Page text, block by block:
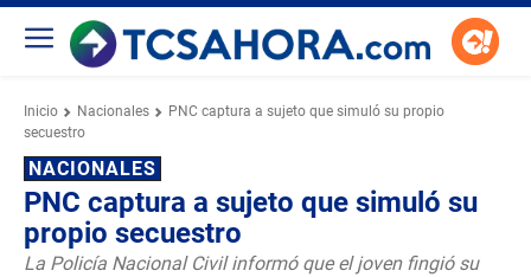
Inicio Nacionales
PNC captura a sujeto que simuló su propio
secuestro
NACIONALES
PNC captura a sujeto que simuló su
propio secuestro
La Policía Nacional Civil informó que el joven fingió su